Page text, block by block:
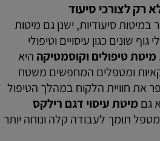
רק לצורכי סיעוד
סיעודיות, ישנן גם מיטות
שונים כגון עיסויים וטיפולי
מיטת טיפולים וקוסמטיקה היא
ומטפלים המחפשים משטח
את חוויית הלקוח במהלך הטיפול
גם מיטת עיסוי דגם רילקס
תומך לעבודה קלה ונוחה יותר